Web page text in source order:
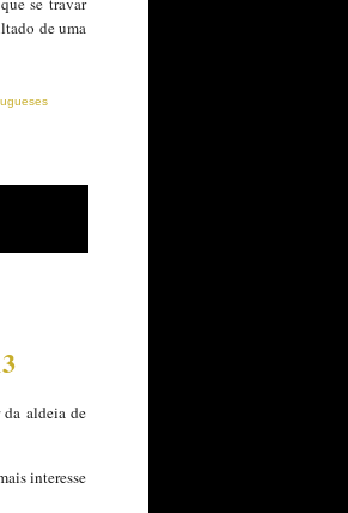
de uma
aldeia de
interesse